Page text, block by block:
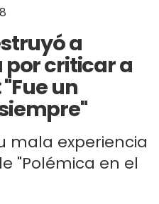
a
criticar a
un
mala experiencia
"Polémica en el